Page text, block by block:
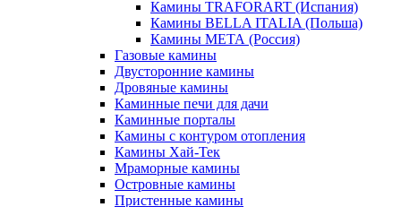
Камины TRAFORART (Испания)
Камины BELLA ITALIA (Польша)
Камины МЕТА (Россия)
Газовые камины
Двусторонние камины
Дровяные камины
Каминные печи для дачи
Каминные порталы
Камины с контуром отопления
Камины Хай-Тек
Мраморные камины
Островные камины
Пристенные камины